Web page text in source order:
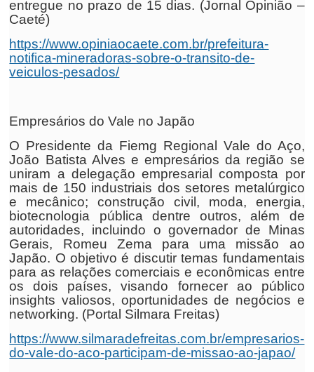
entregue no prazo de 15 dias. (Jornal Opinião –
Caeté)
https://www.opiniaocaete.com.br/prefeitura-
notifica-mineradoras-sobre-o-transito-de-
veiculos-pesados/
Empresários do Vale no Japão
O Presidente da Fiemg Regional Vale do Aço,
João Batista Alves e empresários da região se
uniram a delegação empresarial composta por
mais de 150 industriais dos setores metalúrgico
e mecânico; construção civil, moda, energia,
biotecnologia pública dentre outros, além de
autoridades, incluindo o governador de Minas
Gerais, Romeu Zema para uma missão ao
Japão. O objetivo é discutir temas fundamentais
para as relações comerciais e econômicas entre
os dois países, visando fornecer ao público
insights valiosos, oportunidades de negócios e
networking. (Portal Silmara Freitas)
https://www.silmaradefreitas.com.br/empresarios-
do-vale-do-aco-participam-de-missao-ao-japao/